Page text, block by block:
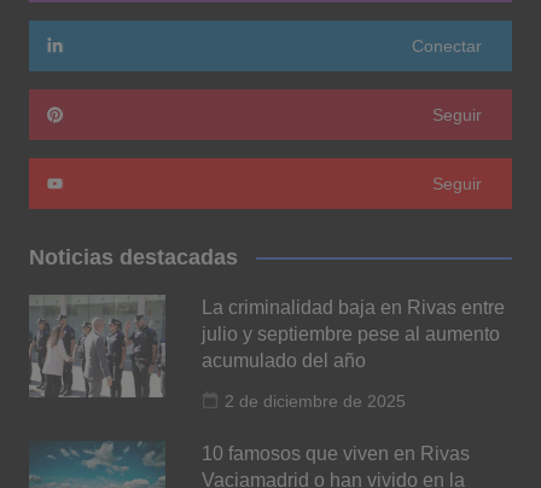
Conectar
Seguir
Seguir
Noticias destacadas
La criminalidad baja en Rivas entre
julio y septiembre pese al aumento
acumulado del año
2 de diciembre de 2025
10 famosos que viven en Rivas
Vaciamadrid o han vivido en la